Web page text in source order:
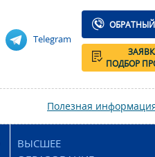
Telegram
ПОДБОР
Полезная
ВЫСШЕЕ